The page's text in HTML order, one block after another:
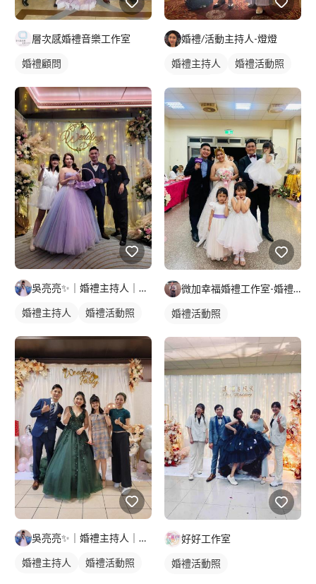
層次感婚禮音樂工作室
婚禮顧問
吳亮亮✨️｜婚禮主持人｜活動主持人
婚禮主持人 婚禮活動照
吳亮亮✨️｜婚禮主持人｜活動主持人
婚禮主持人 婚禮活動照
婚禮/活動主持人-燈燈
婚禮主持人
婚禮活動照
微加幸福婚禮工作室-婚禮主持人JUNGLE
婚禮活動照
好好工作室
婚禮活動照